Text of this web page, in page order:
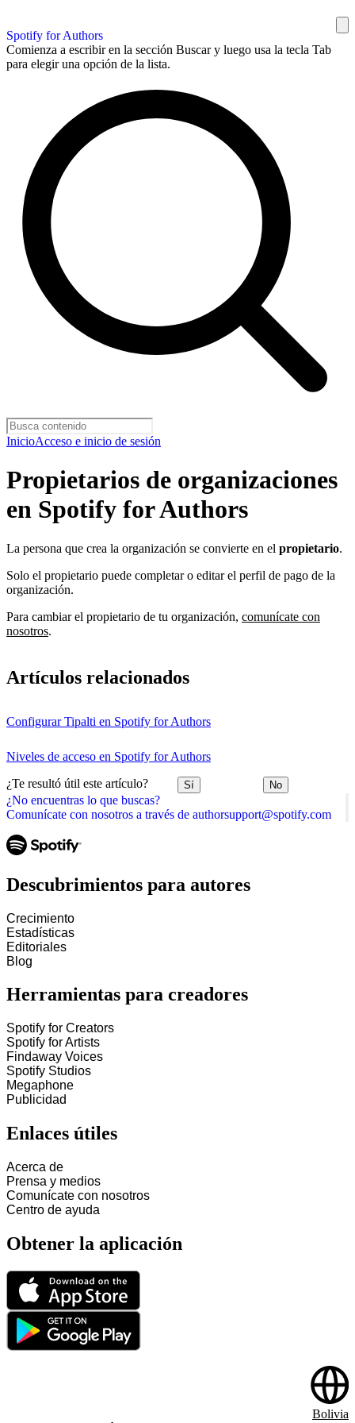
Spotify for Authors
Comienza a escribir en la sección Buscar y luego usa la tecla Tab
para elegir una opción de la lista.
InicioAcceso e inicio de sesión
¿No encuentras lo que buscas?
Comunícate con nosotros a través de authorsupport@spotify.com
Propietarios de organizaciones
en Spotify for Authors
La persona que crea la organización se convierte en el propietario.
Solo el propietario puede completar o editar el perfil de pago de la
organización.
Para cambiar el propietario de tu organización, comunícate con
nosotros.
Artículos relacionados
Configurar Tipalti en Spotify for Authors
Niveles de acceso en Spotify for Authors
¿Te resultó útil este artículo? Sí No
Descubrimientos para autores
Crecimiento
Estadísticas
Editoriales
Blog
Herramientas para creadores
Spotify for Creators
Spotify for Artists
Findaway Voices
Spotify Studios
Megaphone
Publicidad
Enlaces útiles
Acerca de
Prensa y medios
Comunícate con nosotros
Centro de ayuda
Obtener la aplicación
Bolivia